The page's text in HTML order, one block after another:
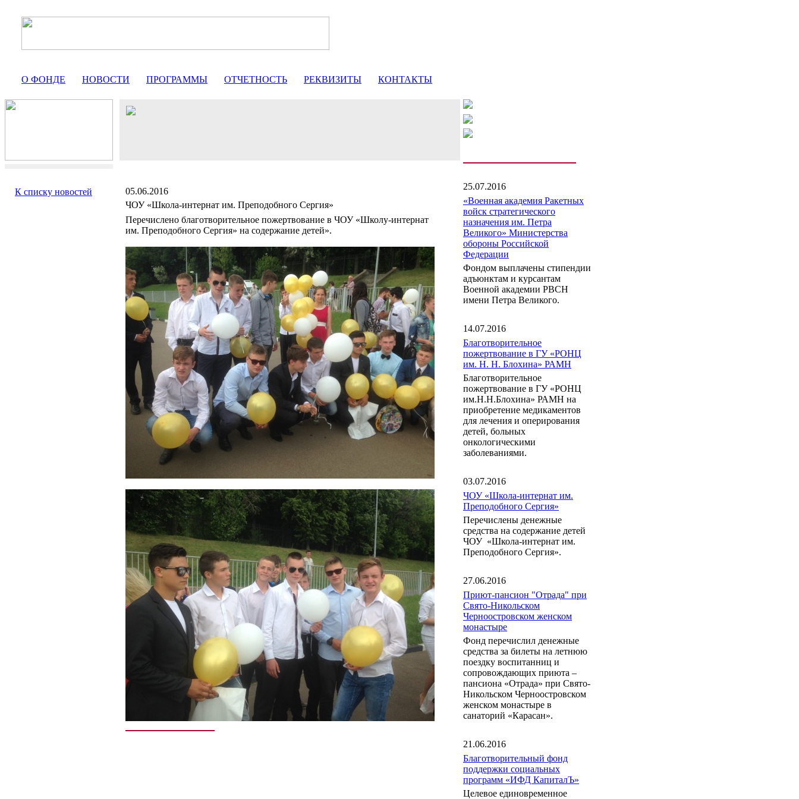
О ФОНДЕ НОВОСТИ ПРОГРАММЫ ОТЧЕТНОСТЬ РЕКВИЗИТЫ КОНТАКТЫ
К списку новостей
05.06.2016
ЧОУ «Школа-интернат им. Преподобного Сергия»
Перечислено благотворительное пожертвование в ЧОУ «Школу-интернат
им. Преподобного Сергия» на содержание детей».
25.07.2016
«Военная академия Ракетных
войск стратегического
назначения им. Петра
Великого» Министерства
обороны Российской
Федерации
Фондом выплачены стипендии
адъюнктам и курсантам
Военной академии РВСН
имени Петра Великого.
14.07.2016
Благотворительное
пожертвование в ГУ «РОНЦ
им. Н. Н. Блохина» РАМН
Благотворительное
пожертвование в ГУ «РОНЦ
им.Н.Н.Блохина» РАМН на
приобретение медикаментов
для лечения и оперирования
детей, больных
онкологическими
заболеваниями.
03.07.2016
ЧОУ «Школа-интернат им.
Преподобного Сергия»
Перечислены денежные
средства на содержание детей
ЧОУ «Школа-интернат им.
Преподобного Сергия».
27.06.2016
Приют-пансион "Отрада" при
Свято-Никольском
Черноостровском женском
монастыре
Фонд перечислил денежные
средства за билеты на летнюю
поездку воспитанниц и
сопровождающих приюта –
пансиона «Отрада» при Свято-
Никольском Черноостровском
женском монастыре в
санаторий «Карасан».
21.06.2016
Благотворительный фонд
поддержки социальных
программ «ИФД КапиталЪ»
Целевое единовременное